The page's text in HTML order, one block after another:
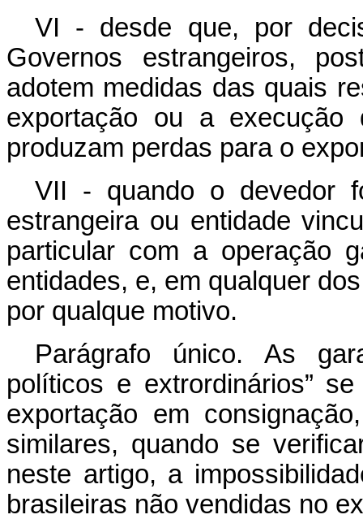
VI - desde que, por
Governos estrangeiros,
adotem medidas das quais
exportação ou a
produzam perdas para o
VII - quando o devedor
estrangeira ou entidade
particular com a operação
entidades, e, em qualquer
por qualque motivo.
Parágrafo único. As
políticos e extrordinários”
exportação em
similares, quando se
neste artigo, a
brasileiras não vendidas no